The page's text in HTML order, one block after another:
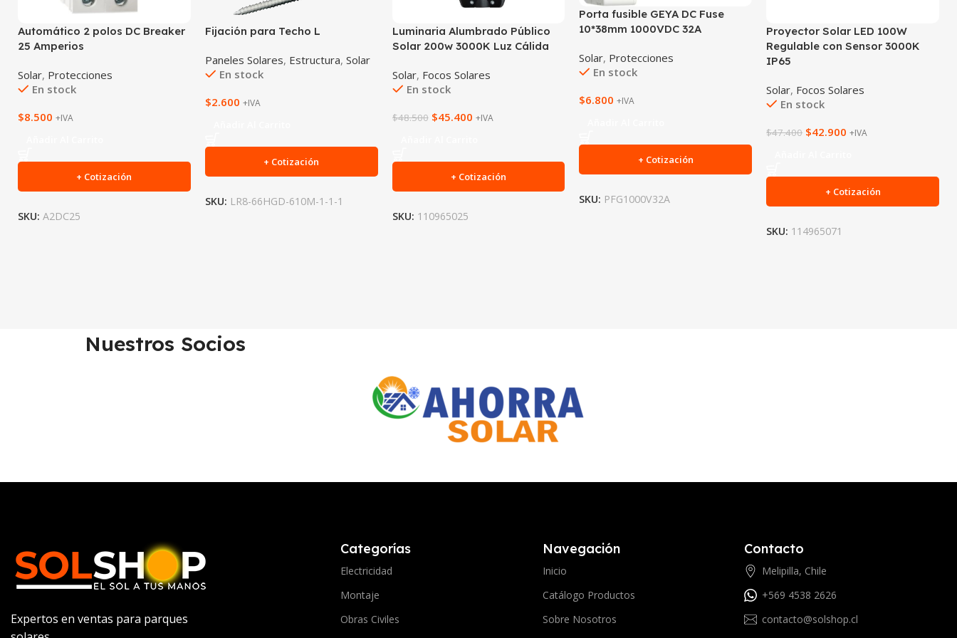
Automático 2 polos DC Breaker
25 Amperios
Solar, Protecciones
En stock
$8.500 +IVA
+ Cotización
SKU: A2DC25
Fijación para Techo L
Paneles Solares, Estructura, Solar
En stock
$2.600 +IVA
+ Cotización
SKU: LR8-66HGD-610M-1-1-1
Luminaria Alumbrado Público
Solar 200w 3000K Luz Cálida
Solar, Focos Solares
En stock
$48.500 $45.400 +IVA
+ Cotización
SKU: 110965025
Porta fusible GEYA DC Fuse
10*38mm 1000VDC 32A
Solar, Protecciones
En stock
$6.800 +IVA
+ Cotización
SKU: PFG1000V32A
Proyector Solar LED 100W
Regulable con Sensor 3000K
IP65
Solar, Focos Solares
En stock
$47.400 $42.900 +IVA
+ Cotización
SKU: 114965071
Nuestros Socios
Expertos en ventas para parques
Categorías
Electricidad
Montaje
Obras Civiles
Navegación
Inicio
Catálogo Productos
Sobre Nosotros
Contacto
Melipilla, Chile
+569 4538 2626
contacto@solshop.cl